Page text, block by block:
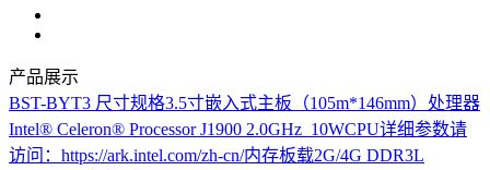
产品展示
BST-BYT3 尺寸规格3.5寸嵌入式主板（105m*146mm）处理器
Intel® Celeron® Processor J1900 2.0GHz 10WCPU详细参数请
访问：https://ark.intel.com/zh-cn/内存板载2G/4G DDR3L